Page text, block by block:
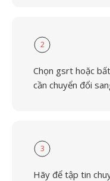
2
Chọn gsrt hoặc
cần chuyển đổi
3
Hãy để tập tin